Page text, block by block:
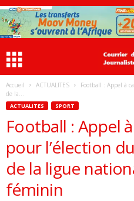
Accueil ACTUALITES
Football : Appel à
de la...
ACTUALITES SPORT
Football : Appel
pour l’élection
de la ligue
féminin